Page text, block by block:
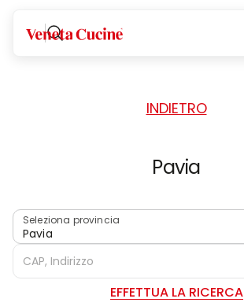
Veneta Cucine
INDIETRO
Pavia
Seleziona provincia
Pavia
EFFETTUA LA RICERCA